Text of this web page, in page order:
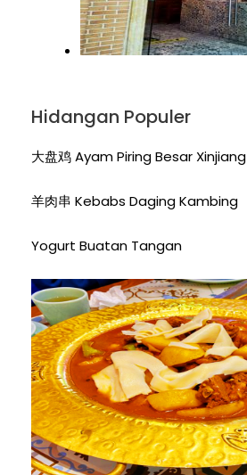
Hidangan Populer
大盘鸡 Ayam Piring Besar Xinjiang
羊肉串 Kebabs Daging Kambing
Yogurt Buatan Tangan